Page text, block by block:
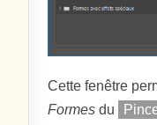
Cette fenêtre
Formes du